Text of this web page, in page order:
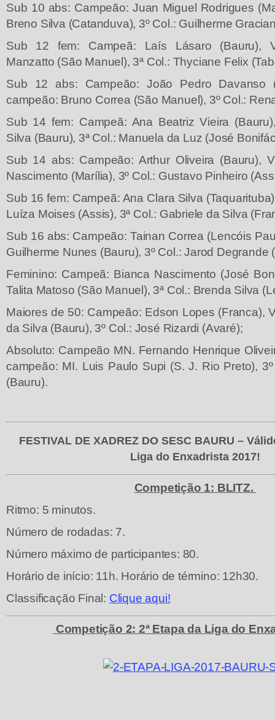
Sub 10 abs: Campeão: Juan Miguel Rodrigues
Breno Silva (Catanduva), 3º Col.: Guilherme
Sub 12 fem: Campeã: Laís Lásaro (Bauru),
Manzatto (São Manuel), 3ª Col.: Thyciane Felix
Sub 12 abs: Campeão: João Pedro Davanso
campeão: Bruno Correa (São Manuel), 3º Col.:
Sub 14 fem: Campeã: Ana Beatriz Vieira
Silva (Bauru), 3ª Col.: Manuela da Luz (José
Sub 14 abs: Campeão: Arthur Oliveira (Bauru),
Nascimento (Marília), 3º Col.: Gustavo Pinheiro
Sub 16 fem: Campeã: Ana Clara Silva
Luíza Moises (Assis), 3ª Col.: Gabriele da Silva
Sub 16 abs: Campeão: Tainan Correa (Lencóis
Guilherme Nunes (Bauru), 3º Col.: Jarod Degrande
Feminino: Campeã: Bianca Nascimento (José
Talita Matoso (São Manuel), 3ª Col.: Brenda Silva
Maiores de 50: Campeão: Edson Lopes (Franca),
da Silva (Bauru), 3º Col.: José Rizardi (Avaré);
Absoluto: Campeão MN. Fernando Henrique
campeão: MI. Luis Paulo Supi (S. J. Rio Preto),
(Bauru).
FESTIVAL DE XADREZ DO SESC BAURU –
Liga do Enxadrista 2017!
Competição 1: BLITZ.
Ritmo: 5 minutos.
Número de rodadas: 7.
Número máximo de participantes: 80.
Horário de início: 11h. Horário de término: 12h30.
Classificação Final: Clique aqui!
Competição 2: 2ª Etapa da Liga do